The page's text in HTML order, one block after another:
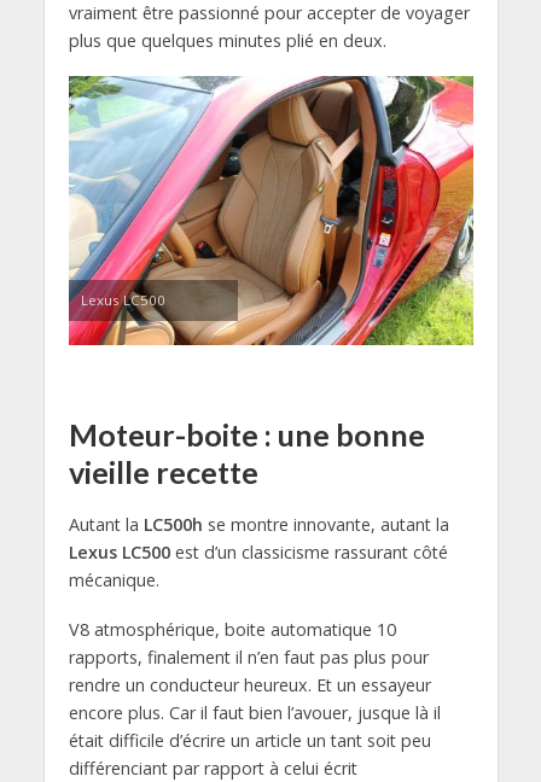
vraiment être passionné pour accepter de voyager
plus que quelques minutes plié en deux.
Lexus LC500
Moteur-boite : une bonne
vieille recette
Autant la LC500h se montre innovante, autant la
Lexus LC500est d’un classicisme rassurant côté
mécanique.
V8 atmosphérique, boite automatique 10
rapports, finalement il n’en faut pas plus pour
rendre un conducteur heureux. Et un essayeur
encore plus. Car il faut bien l’avouer, jusque là il
était difficile d’écrire un article un tant soit peu
différenciant par rapport à celui écrit